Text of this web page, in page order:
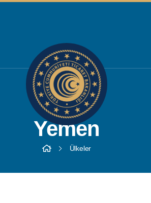
Yemen
Ülkeler